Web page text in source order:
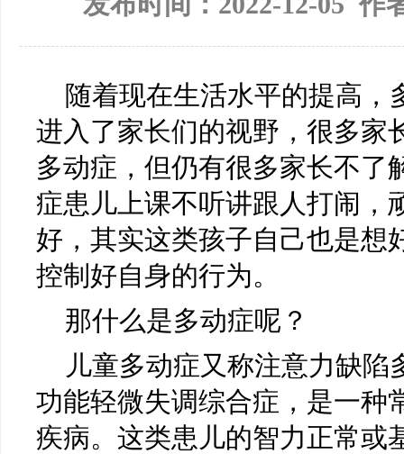
随着现在生活水平的提高，
进入了家长们的视野，很多家
多动症，但仍有很多家长不了
症患儿上课不听讲跟人打闹，
好，其实这类孩子自己也是想
控制好自身的行为。
那什么是多动症呢？
儿童多动症又称注意力缺陷
功能轻微失调综合症，是一种
疾病。这类患儿的智力正常或